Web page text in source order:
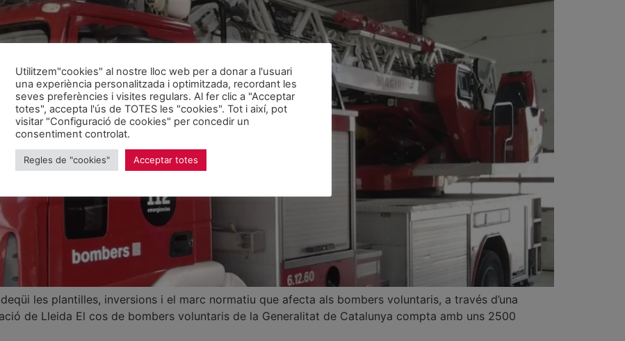
les plantilles, inversions i el marc normatiu que afecta als bombers voluntaris, a través d’una
de Lleida El cos de bombers voluntaris de la Generalitat de Catalunya compta amb uns 2500
Utilitzem"cookies" al nostre lloc web per a donar a l'usuari
una experiència personalitzada i optimitzada, recordant les
seves preferències i visites regulars. Al fer clic a "Acceptar
totes", accepta l'ús de TOTES les "cookies". Tot i així, pot
visitar "Configuració de cookies" per concedir un
consentiment controlat.
Regles de "cookies" Acceptar totes